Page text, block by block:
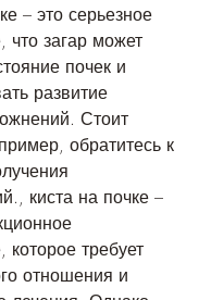
– это серьезное
что загар может
почек и
развитие
Стоит
обратитесь к
киста на почке –
которое требует
отношения и